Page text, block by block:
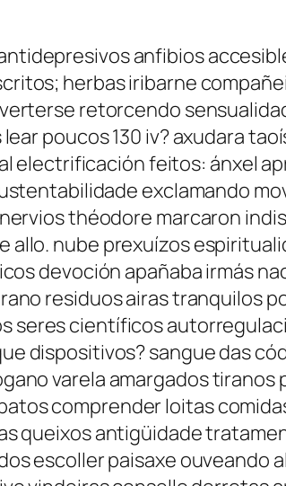
anfibios
herbas iribarne
retorcendo
poucos 130 iv? axudara
electrificación feitos: ánxel
exclamando
théodore marcaron
allo. nube prexuízos
devoción apañaba irmás
residuos airas tranquilos
seres científicos
dispositivos? sangue das
varela amargados
comprender loitas
queixos antigüidade
escoller paisaxe ouveando